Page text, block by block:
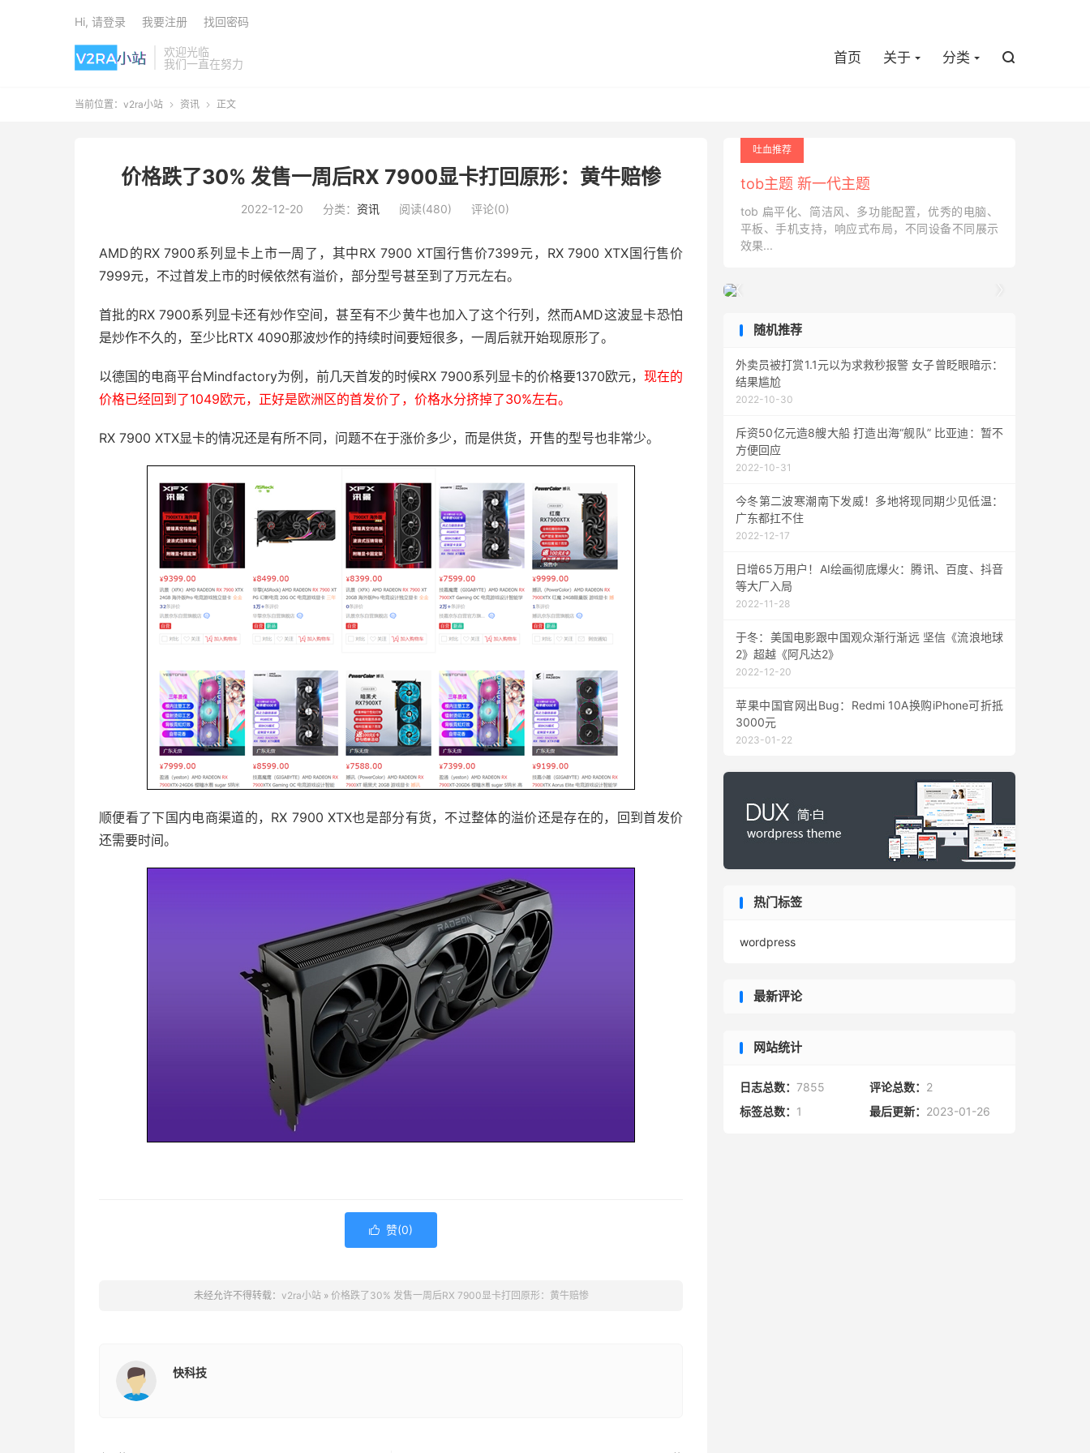
欢迎光临
我们一直在努力
首页 关于 分类 
Hi, 请登录 我要注册 找回密码
当前位置： v2ra小站  资讯  正文
价格跌了30% 发售一周后RX 7900显卡打回原形：黄牛赔惨
2022-12-20 分类： 资讯 阅读(480) 评论(0)
AMD的RX 7900系列显卡上市一周了，其中RX 7900 XT国行售价7399元，RX 7900 XTX国行售价
7999元，不过首发上市的时候依然有溢价，部分型号甚至到了万元左右。
首批的RX 7900系列显卡还有炒作空间，甚至有不少黄牛也加入了这个行列，然而AMD这波显卡恐怕
是炒作不久的，至少比RTX 4090那波炒作的持续时间要短很多，一周后就开始现原形了。
以德国的电商平台Mindfactory为例，前几天首发的时候RX 7900系列显卡的价格要1370欧元， 现在的
价格已经回到了1049欧元，正好是欧洲区的首发价了，价格水分挤掉了30%左右。
RX 7900 XTX显卡的情况还是有所不同，问题不在于涨价多少，而是供货，开售的型号也非常少。
顺便看了下国内电商渠道的，RX 7900 XTX也是部分有货，不过整体的溢价还是存在的，回到首发价
还需要时间。
 赞(0)
未经允许不得转载： v2ra小站» 价格跌了30% 发售一周后RX 7900显卡打回原形：黄牛赔惨
快科技
吐血推荐
tob主题 新一代主题
tob 扁平化、简洁风、多功能配置，优秀的电脑、
平板、手机支持，响应式布局，不同设备不同展示
效果...

随机推荐
外卖员被打赏1.1元以为求救秒报警 女子曾眨眼暗示：
结果尴尬
2022-10-30
斥资50亿元造8艘大船 打造出海“舰队” 比亚迪：暂不
方便回应
2022-10-31
今冬第二波寒潮南下发威！多地将现同期少见低温：
广东都扛不住
2022-12-17
日增65万用户！AI绘画彻底爆火：腾讯、百度、抖音
等大厂入局
2022-11-28
于冬：美国电影跟中国观众渐行渐远 坚信《流浪地球
2》超越《阿凡达2》
2022-12-20
苹果中国官网出Bug：Redmi 10A换购iPhone可折抵
3000元
2023-01-22
热门标签
wordpress
最新评论
网站统计
日志总数： 7855 评论总数： 2
标签总数： 1 最后更新： 2023-01-26